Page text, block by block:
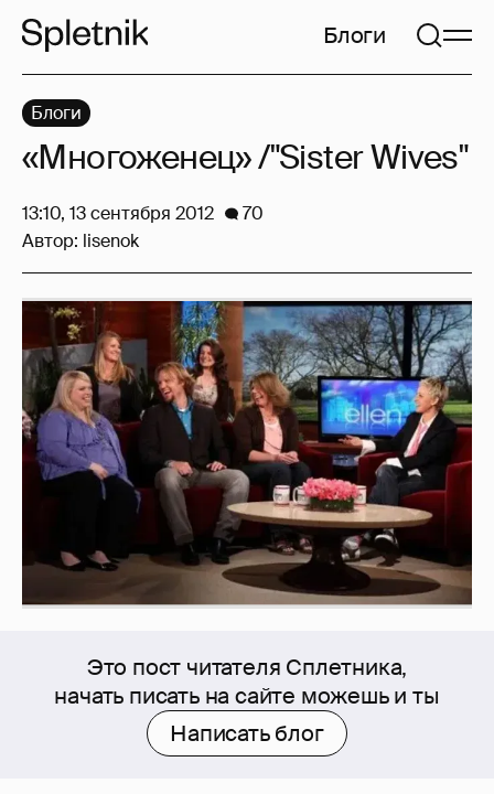
Блоги
Это пост читателя Сплетника,
начать писать на сайте можешь и ты
Написать блог
Блоги
«Многоженец» /"Sister Wives"
13:10, 13 сентября 2012
70
Автор: lisenok